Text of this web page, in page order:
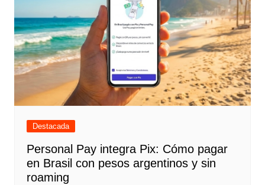
Destacada
Personal Pay integra Pix: Cómo pagar
en Brasil con pesos argentinos y sin
roaming